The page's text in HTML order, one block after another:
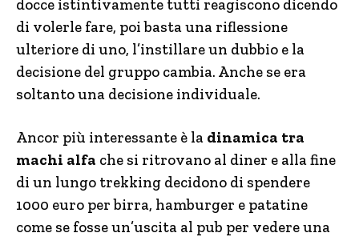
docce istintivamente tutti reagiscono dicendo
di volerle fare, poi basta una riflessione
ulteriore di uno, l’instillare un dubbio e la
decisione del gruppo cambia. Anche se era
soltanto una decisione individuale.
Ancor più interessante è la dinamica tra
machi alfa che si ritrovano al diner e alla fine
di un lungo trekking decidono di spendere
1000 euro per birra, hamburger e patatine
come se fosse un’uscita al pub per vedere una